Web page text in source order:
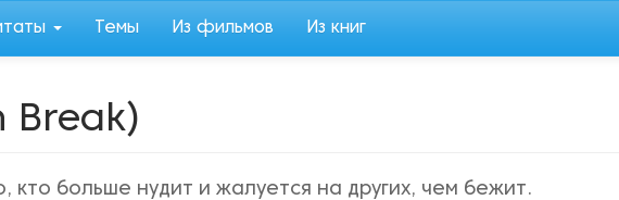
Темы Из фильмов Из книг
Break)
кто больше нудит и жалуется на других, чем бежит.